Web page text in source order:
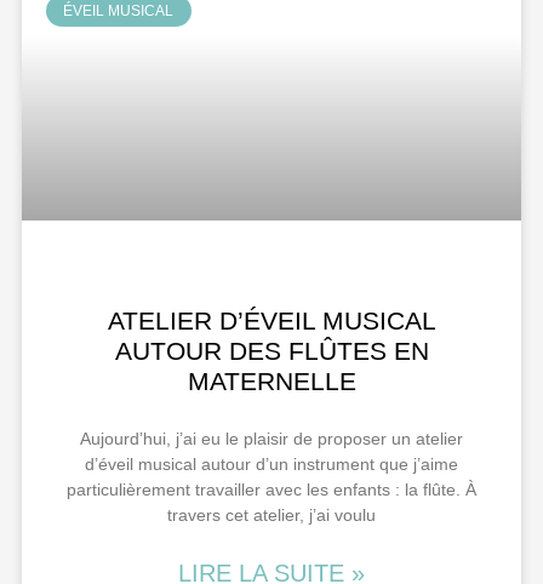
ÉVEIL MUSICAL
ATELIER D’ÉVEIL MUSICAL
AUTOUR DES FLÛTES EN
MATERNELLE
Aujourd’hui, j’ai eu le plaisir de proposer un atelier
d’éveil musical autour d’un instrument que j’aime
particulièrement travailler avec les enfants : la flûte. À
travers cet atelier, j’ai voulu
LIRE LA SUITE »